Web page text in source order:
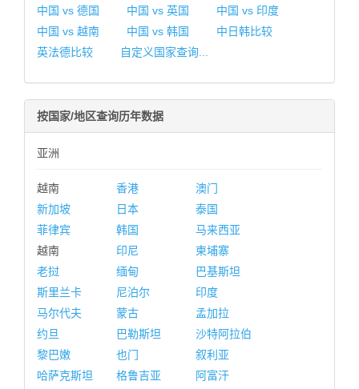
中国 vs 德国
中国 vs 英国
中国 vs 印度
中国 vs 越南
中国 vs 韩国
中日韩比较
英法德比较
自定义国家查询...
按国家/地区查询历年数据
亚洲
越南 香港
澳门
新加坡
日本
泰国
菲律宾
韩国
马来西亚
越南
印尼
柬埔寨
老挝
缅甸
巴基斯坦
斯里兰卡
尼泊尔
印度
马尔代夫
蒙古
孟加拉
约旦
巴勒斯坦
沙特阿拉伯
黎巴嫩
也门
叙利亚
哈萨克斯坦
格鲁吉亚
阿富汗